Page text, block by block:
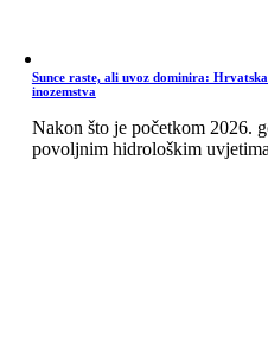
Sunce raste, ali uvoz dominira:
inozemstva
Nakon što je početkom 2026.
povoljnim hidrološkim